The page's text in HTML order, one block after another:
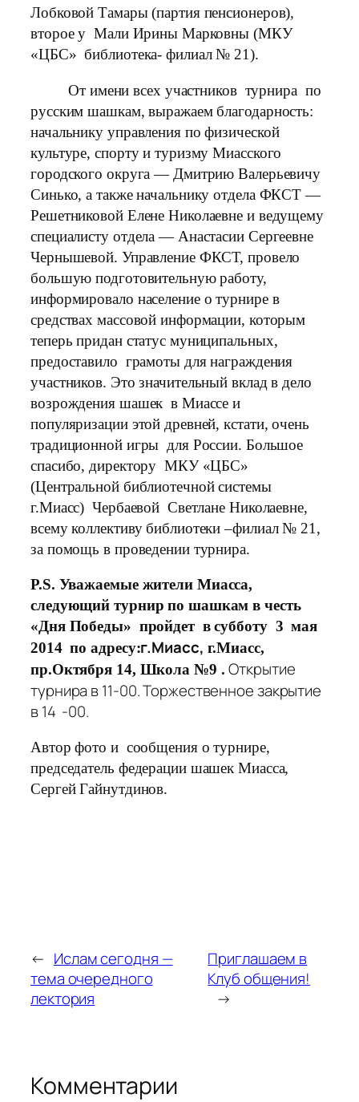
Лобковой Тамары (партия пенсионеров),
второе у Мали Ирины Марковны (МКУ
«ЦБС» библиотека- филиал № 21).
От имени всех участников турнира по
русским шашкам, выражаем благодарность:
начальнику управления по физической
культуре, спорту и туризму Миасского
городского округа — Дмитрию Валерьевичу
Синько, а также начальнику отдела ФКСТ —
Решетниковой Елене Николаевне и ведущему
специалисту отдела — Анастасии Сергеевне
Чернышевой. Управление ФКСТ, провело
большую подготовительную работу,
информировало население о турнире в
средствах массовой информации, которым
теперь придан статус муниципальных,
предоставило грамоты для награждения
участников. Это значительный вклад в дело
возрождения шашек в Миассе и
популяризации этой древней, кстати, очень
традиционной игры для России. Большое
спасибо, директору МКУ «ЦБС»
(Центральной библиотечной системы
г.Миасс) Чербаевой Светлане Николаевне,
всему коллективу библиотеки –филиал № 21,
за помощь в проведении турнира.
P.S. Уважаемые жители Миасса,
следующий турнир по шашкам в честь
«Дня Победы» пройдет в субботу 3 мая
2014 по адресу:г.Миасс, г.Миасс,
пр.Октября 14, Школа №9 .Открытие
турнира в 11-00. Торжественное закрытие
в 14 -00.
Автор фото и сообщения о турнире,
председатель федерации шашек Миасса,
Сергей Гайнутдинов.
← Ислам сегодня —
тема очередного
лектория
Приглашаем в
Клуб общения!
→
Комментарии